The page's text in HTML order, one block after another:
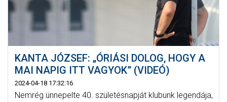
KANTA JÓZSEF: „ÓRIÁSI DOLOG, HOGY A
MAI NAPIG ITT VAGYOK” (VIDEÓ)
2024-04-18 17:32:16
Nemrég ünnepelte 40. születésnapját klubunk legendája,